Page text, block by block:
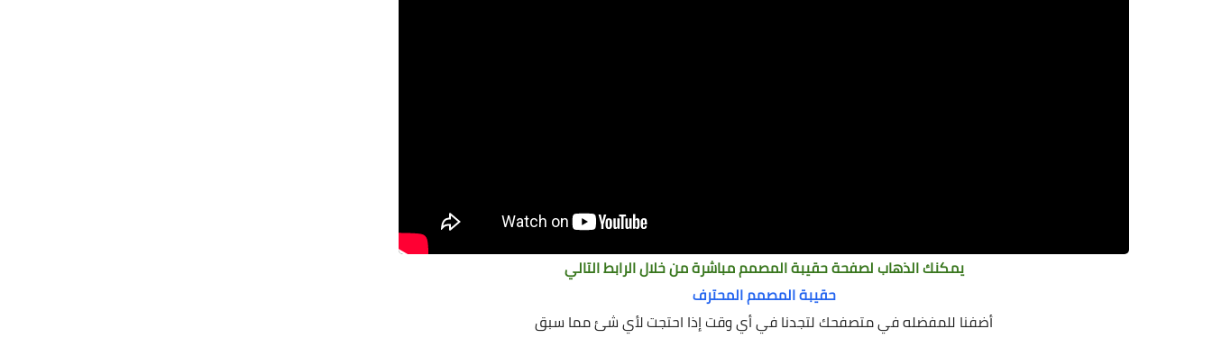
يمكنك الذهاب لصفحة حقيبة المصمم مباشرة من خلال الرابط التالي
حقيبة المصمم المحترف
أضفنا للمفضله في متصفحك لتجدنا في أي وقت إذا احتجت لأي شئ مما سبق